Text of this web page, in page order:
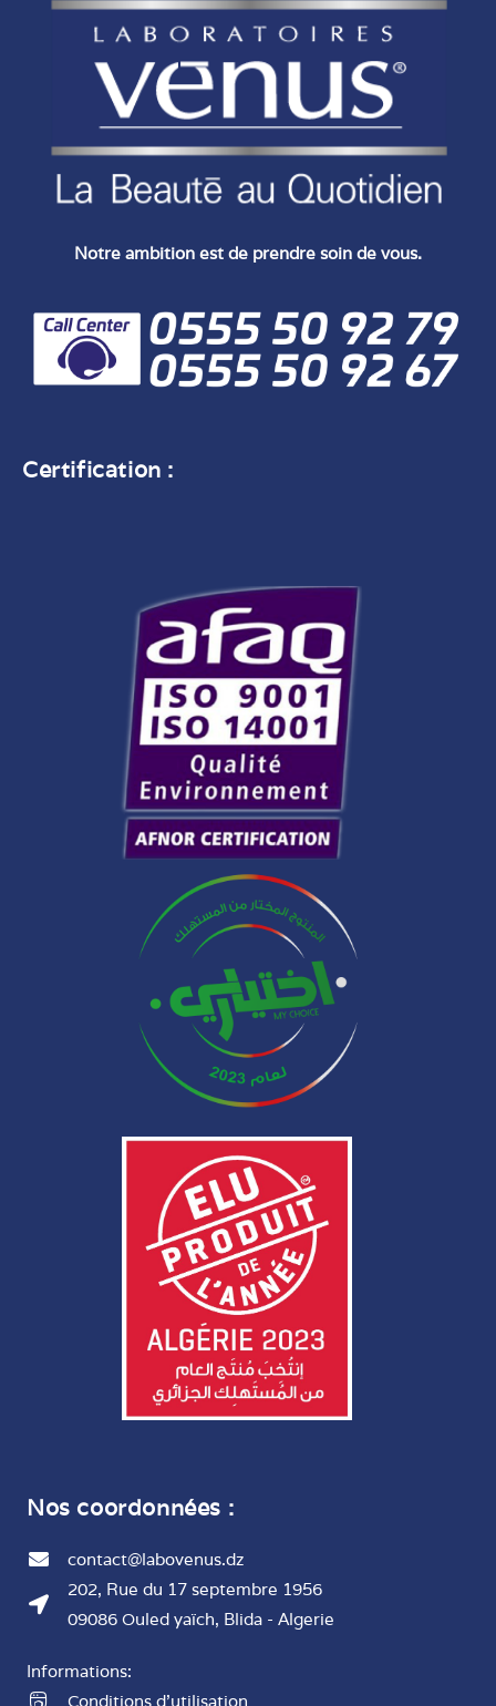
Notre ambition est de prendre soin de vous.
Certification :
Nos coordonnées :
contact@labovenus.dz
202, Rue du 17 septembre 1956
09086 Ouled yaïch, Blida - Algerie
Informations:
Conditions d'utilisation